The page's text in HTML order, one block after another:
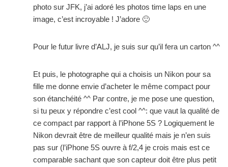
photo sur JFK, j’ai adoré les photos time laps en une
image, c’est incroyable ! J’adore 🙂
Pour le futur livre d’ALJ, je suis sur qu’il fera un carton ^^
Et puis, le photographe qui a choisis un Nikon pour sa
fille me donne envie d’acheter le même compact pour
son étanchéité ^^ Par contre, je me pose une question,
si tu peux y répondre c’est cool ^^: que vaut la qualité de
ce compact par rapport à l’iPhone 5S ? Logiquement le
Nikon devrait être de meilleur qualité mais je n’en suis
pas sur (l’iPhone 5S ouvre à f/2,4 je crois mais est ce
comparable sachant que son capteur doit être plus petit